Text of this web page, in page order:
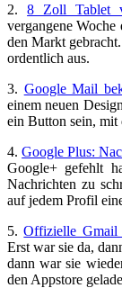
2.8 Zoll Tablet
vergangene
den Markt
ordentlich aus.
3. Google Mail
einem neuen
ein Button sein, mit
4.Google Plus:
Google+ gefehlt
Nachrichten zu
auf jedem Profil
5.Offizielle Gmail
Erst war sie da,
dann war sie
den Appstore